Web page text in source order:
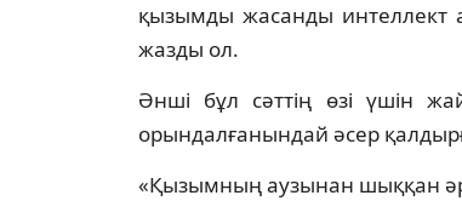
қызымды жасанды интеллект
жазды ол.
Әнші бұл сәттің өзі үшін
орындалғанындай әсер
«Қызымның аузынан шыққан әр